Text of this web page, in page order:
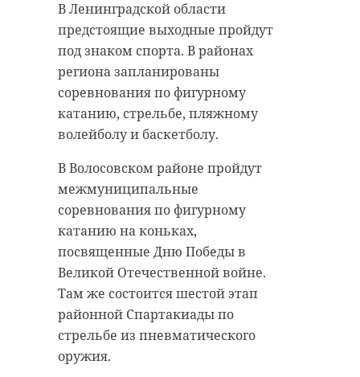
В Ленинградской области
предстоящие выходные пройдут
под знаком спорта. В районах
региона запланированы
соревнования по фигурному
катанию, стрельбе, пляжному
волейболу и баскетболу.
В Волосовском районе пройдут
межмуниципальные
соревнования по фигурному
катанию на коньках,
посвященные Дню Победы в
Великой Отечественной войне.
Там же состоится шестой этап
районной Спартакиады по
стрельбе из пневматического
оружия.
поселении прошла
молодежная спортивно-
патриотическая акция
Победы». Мероприятие
в четверг, 7 мая, в честь
годовщины Победы в
Отечественной войне,
Ломоносовского района.
Акция началась с
митинга у памятника
«Защитникам
неба 1941–1945 гг.».
мероприятия почтили
героев и возложили
венки к монументу.